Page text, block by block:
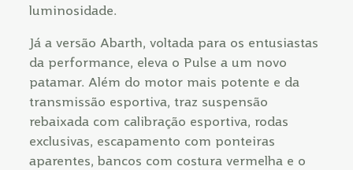
luminosidade.
Já a versão Abarth, voltada para os entusiastas
da performance, eleva o Pulse a um novo
patamar. Além do motor mais potente e da
transmissão esportiva, traz suspensão
rebaixada com calibração esportiva, rodas
exclusivas, escapamento com ponteiras
aparentes, bancos com costura vermelha e o